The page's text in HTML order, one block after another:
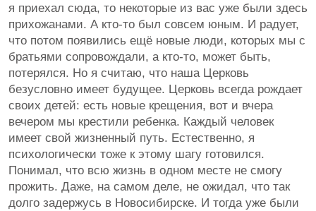
я приехал сюда, то некоторые из вас уже были здесь
прихожанами. А кто-то был совсем юным. И радует,
что потом появились ещё новые люди, которых мы с
братьями сопровождали, а кто-то, может быть,
потерялся. Но я считаю, что наша Церковь
безусловно имеет будущее. Церковь всегда рождает
своих детей: есть новые крещения, вот и вчера
вечером мы крестили ребенка. Каждый человек
имеет свой жизненный путь. Естественно, я
психологически тоже к этому шагу готовился.
Понимал, что всю жизнь в одном месте не смогу
прожить. Даже, на самом деле, не ожидал, что так
долго задержусь в Новосибирске. И тогда уже были